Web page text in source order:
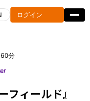
セッション一覧
ログイン
60
フィールド』